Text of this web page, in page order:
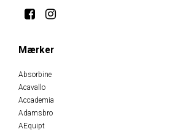
Mærker
Absorbine
Acavallo
Accademia
Adamsbro
AEquipt